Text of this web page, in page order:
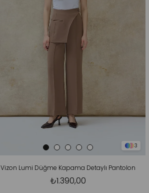
3
Vizon Lumi Düğme Kapama Detaylı Pantolon
₺1.390,00